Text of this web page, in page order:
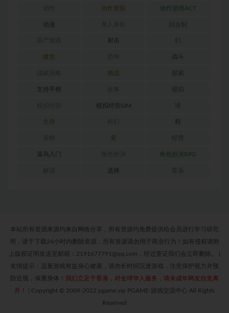
动作冒险 动作游戏ACT
动漫 回合制
射击 幻
建造 战斗
挑战 探索
支持手柄 模拟
模拟经营SIM 球
生存 程
索 经营
菜鸟入门 角色扮演RPG
选择 音乐
本站所有资源来源均来自网络分享，所有资源均免费提供给会员进行学习研究
用，请于下载24小时内删除资源，所有资源请勿用于商业行为！如有侵权请附
上版权证明发送至邮箱：2191677791@qq.com，经过查证我们会立即删除。
友情提示：适量游戏有益身心健康，请勿长时间沉迷游戏，注意保护视力并预
防近视，保重身体！ 我们立足于香港，对全球华人服务，请未成年网友自觉离
开！
Copyright © 2009-2022 pgame.vip PGAME-游戏交流中心 All Rights
Reserved